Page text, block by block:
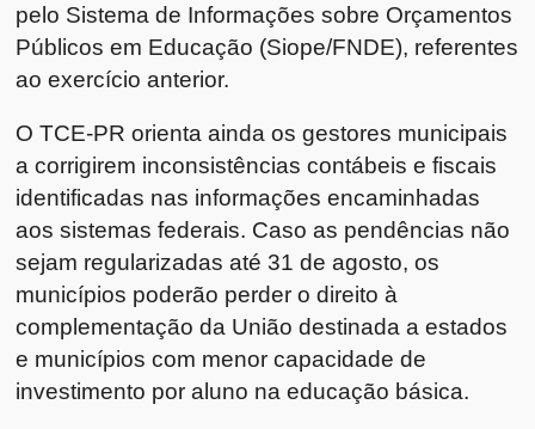
pelo Sistema de Informações sobre Orçamentos
Públicos em Educação (Siope/FNDE), referentes
ao exercício anterior.
O TCE-PR orienta ainda os gestores municipais
a corrigirem inconsistências contábeis e fiscais
identificadas nas informações encaminhadas
aos sistemas federais. Caso as pendências não
sejam regularizadas até 31 de agosto, os
municípios poderão perder o direito à
complementação da União destinada a estados
e municípios com menor capacidade de
investimento por aluno na educação básica.